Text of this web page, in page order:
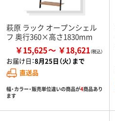
萩原 ラック オープンシェル
フ 奥行360×高さ1830mm
￥15,625 ￥18,621
お届け日：8月25日（火）まで
直送品
幅・カラー・販売単位違いの商品が4商品あり
ます